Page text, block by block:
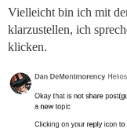
Vielleicht bin ich mit
klarzustellen, ich
klicken.